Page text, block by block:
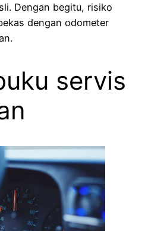
Dengan begitu, risiko
dengan odometer
servis